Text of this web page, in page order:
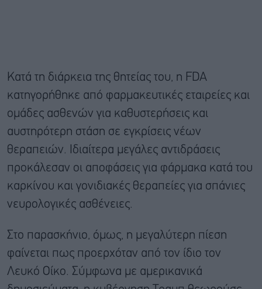
Κατά τη διάρκεια της θητείας του, η FDA
κατηγορήθηκε από φαρμακευτικές εταιρείες και
ομάδες ασθενών για καθυστερήσεις και
αυστηρότερη στάση σε εγκρίσεις νέων
θεραπειών. Ιδιαίτερα μεγάλες αντιδράσεις
προκάλεσαν οι αποφάσεις για φάρμακα κατά του
καρκίνου και γονιδιακές θεραπείες για σπάνιες
νευρολογικές ασθένειες.
Στο παρασκήνιο, όμως, η μεγαλύτερη πίεση
φαίνεται πως προερχόταν από τον ίδιο τον
Λευκό Οίκο. Σύμφωνα με αμερικανικά